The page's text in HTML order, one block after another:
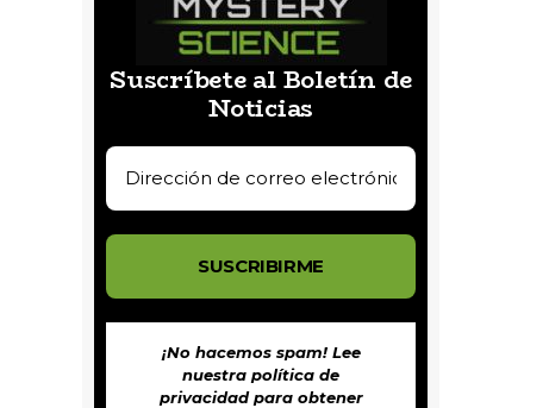
Suscríbete al Boletín de
Noticias
¡No hacemos spam! Lee
nuestra política de
privacidadpara obtener